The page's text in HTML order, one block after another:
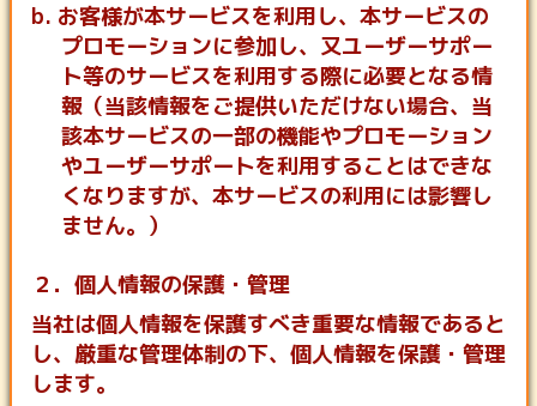
b. お客様が本サービスを利用し、本サービスの
プロモーションに参加し、又ユーザーサポー
ト等のサービスを利用する際に必要となる情
報（当該情報をご提供いただけない場合、当
該本サービスの一部の機能やプロモーション
やユーザーサポートを利用することはできな
くなりますが、本サービスの利用には影響し
ません。）
２．個人情報の保護・管理
当社は個人情報を保護すべき重要な情報であると
し、厳重な管理体制の下、個人情報を保護・管理
します。